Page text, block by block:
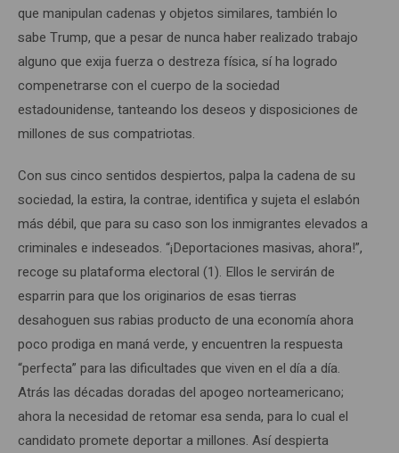
que manipulan cadenas y objetos similares, también lo
sabe Trump, que a pesar de nunca haber realizado trabajo
alguno que exija fuerza o destreza física, sí ha logrado
compenetrarse con el cuerpo de la sociedad
estadounidense, tanteando los deseos y disposiciones de
millones de sus compatriotas.
Con sus cinco sentidos despiertos, palpa la cadena de su
sociedad, la estira, la contrae, identifica y sujeta el eslabón
más débil, que para su caso son los inmigrantes elevados a
criminales e indeseados. “¡Deportaciones masivas, ahora!”,
recoge su plataforma electoral (1). Ellos le servirán de
esparrin para que los originarios de esas tierras
desahoguen sus rabias producto de una economía ahora
poco prodiga en maná verde, y encuentren la respuesta
“perfecta” para las dificultades que viven en el día a día.
Atrás las décadas doradas del apogeo norteamericano;
ahora la necesidad de retomar esa senda, para lo cual el
candidato promete deportar a millones. Así despierta